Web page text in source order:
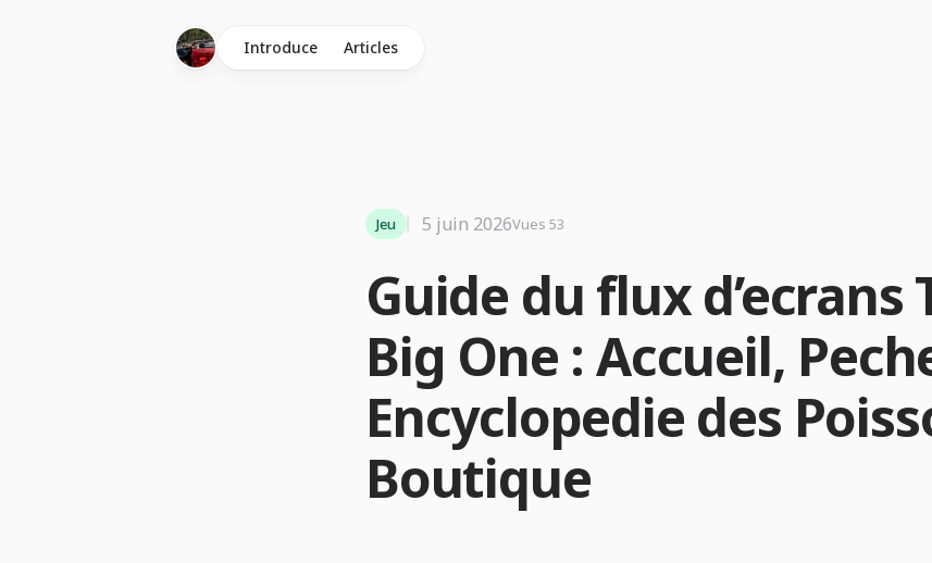
Introduce Articles
Guide du flux d’ecrans
Big One : Accueil,
Encyclopedie des
Boutique
Jeu 5 juin 2026Vues 53